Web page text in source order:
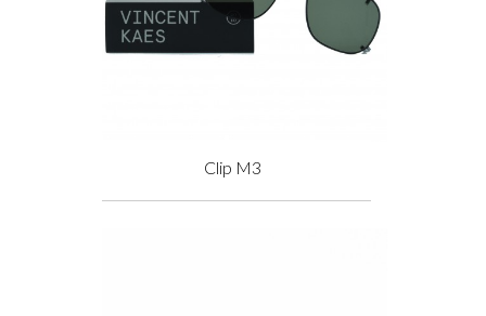
Clip M3
Prix